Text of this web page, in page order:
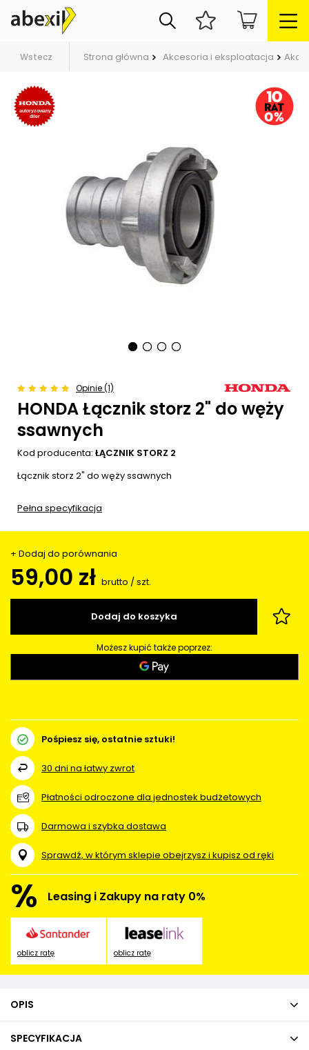
Wstecz Strona główna Akcesoria i eksploatacja
Opinie (1)
HONDA Łącznik storz 2" do węży
ssawnych
Kod producenta: ŁĄCZNIK STORZ 2
Łącznik storz 2" do węży ssawnych
Pełna specyfikacja
+ Dodaj do porównania
59,00 zł brutto /szt.
Dodaj do koszyka
Możesz kupić także poprzez:
Pośpiesz się, ostatnie sztuki!
30 dni na łatwy zwrot
Płatności odroczone dla jednostek budżetowych
Darmowa i szybka dostawa
Sprawdź, w którym sklepie obejrzysz i kupisz od ręki
% Leasing i Zakupy na raty 0%
oblicz ratę oblicz ratę
OPIS
SPECYFIKACJA